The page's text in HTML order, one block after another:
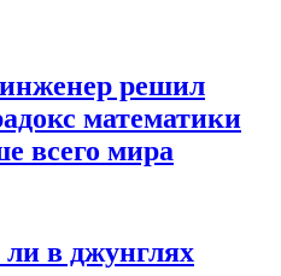
решил
математики
всего мира
в джунглях